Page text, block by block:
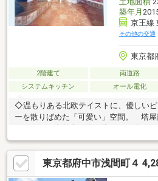
築年月
京王線
その他の交通
東京都
2階建て 南道路
システムキッチン
オール電化
◇温もりある北欧テイストに、優しい
ーを散りばめた「可愛い」空間。 塔屋
る特等席になります。◇外観のクラシ
ンティックな内装。 建売では決して出
宅。 毎日ときめきを感じながら、あな
こで紡ぎませんか？◇設備仕様も魅力
東京都府中市浅間町４